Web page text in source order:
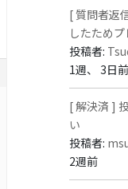
[ 質問者返
したため
投稿者:
1週、 3日前
[ 解決済 ]
い
投稿者:
2週前